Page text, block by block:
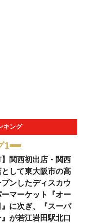
キング
1
】関西初出店・関西
して東大阪市の高
ンしたディスカウ
マーケット『オー
に次ぎ、『スーパ
が若江岩田駅北口